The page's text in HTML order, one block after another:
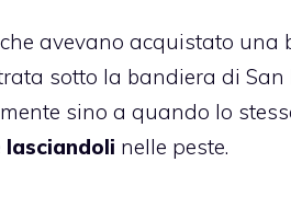
avevano acquistato una
sotto la bandiera di San
sino a quando lo
lasciandoli nelle peste.